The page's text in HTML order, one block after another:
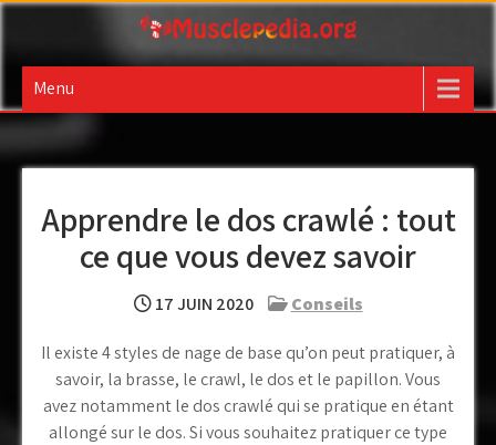
Skip
contentMusclepedia.org : Blog
sur le sport, la santé et
la musculation
Menu
Apprendre le dos crawlé : tout
ce que vous devez savoir
17 JUIN 2020 Conseils
Il existe 4 styles de nage de base qu’on peut pratiquer, à
savoir, la brasse, le crawl, le dos et le papillon. Vous
avez notamment le dos crawlé qui se pratique en étant
allongé sur le dos. Si vous souhaitez pratiquer ce type